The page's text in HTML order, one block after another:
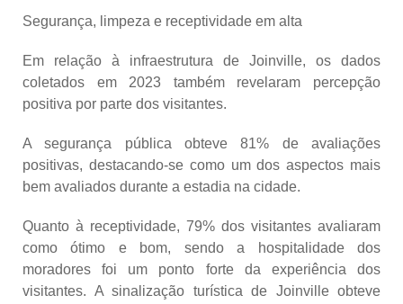
Segurança, limpeza e receptividade em alta
Em relação à infraestrutura de Joinville, os dados
coletados em 2023 também revelaram percepção
positiva por parte dos visitantes.
A segurança pública obteve 81% de avaliações
positivas, destacando-se como um dos aspectos mais
bem avaliados durante a estadia na cidade.
Quanto à receptividade, 79% dos visitantes avaliaram
como ótimo e bom, sendo a hospitalidade dos
moradores foi um ponto forte da experiência dos
visitantes. A sinalização turística de Joinville obteve